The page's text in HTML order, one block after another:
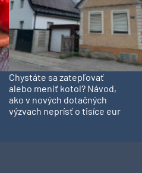
Chystáte sa zatepľovať
alebo meniť kotol? Návod,
ako v nových dotačných
výzvach neprísť o tisíce eur